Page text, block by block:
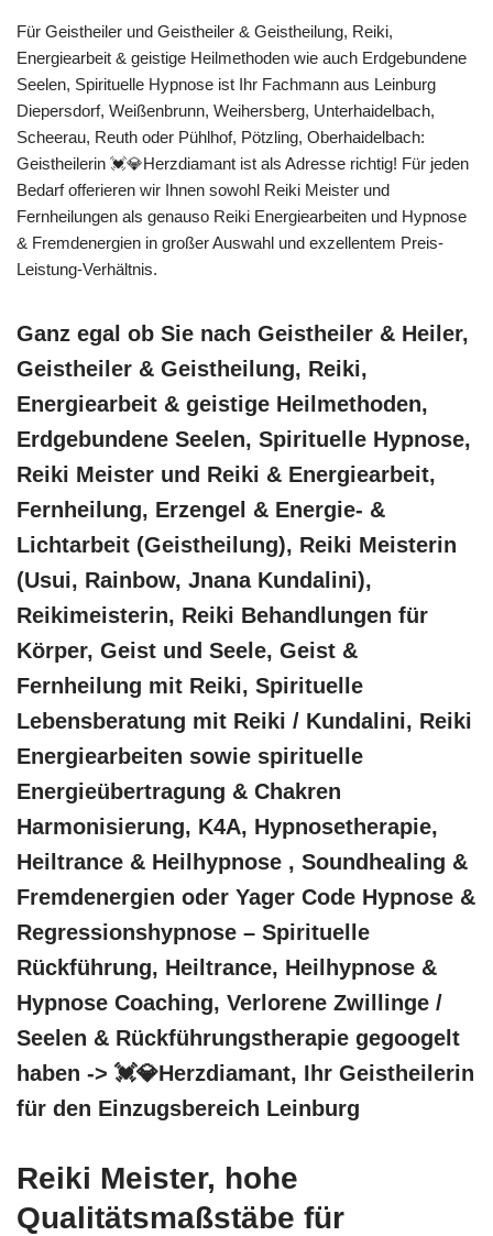
Für Geistheiler und Geistheiler & Geistheilung, Reiki,
Energiearbeit & geistige Heilmethoden wie auch Erdgebundene
Seelen, Spirituelle Hypnose ist Ihr Fachmann aus Leinburg
Diepersdorf, Weißenbrunn, Weihersberg, Unterhaidelbach,
Scheerau, Reuth oder Pühlhof, Pötzling, Oberhaidelbach:
Geistheilerin 💓️💎Herzdiamant ist als Adresse richtig! Für jeden
Bedarf offerieren wir Ihnen sowohl Reiki Meister und
Fernheilungen als genauso Reiki Energiearbeiten und Hypnose
& Fremdenergien in großer Auswahl und exzellentem Preis-
Leistung-Verhältnis.
Ganz egal ob Sie nach Geistheiler & Heiler,
Geistheiler & Geistheilung, Reiki,
Energiearbeit & geistige Heilmethoden,
Erdgebundene Seelen, Spirituelle Hypnose,
Reiki Meister und Reiki & Energiearbeit,
Fernheilung, Erzengel & Energie- &
Lichtarbeit (Geistheilung), Reiki Meisterin
(Usui, Rainbow, Jnana Kundalini),
Reikimeisterin, Reiki Behandlungen für
Körper, Geist und Seele, Geist &
Fernheilung mit Reiki, Spirituelle
Lebensberatung mit Reiki / Kundalini, Reiki
Energiearbeiten sowie spirituelle
Energieübertragung & Chakren
Harmonisierung, K4A, Hypnosetherapie,
Heiltrance & Heilhypnose , Soundhealing &
Fremdenergien oder Yager Code Hypnose &
Regressionshypnose – Spirituelle
Rückführung, Heiltrance, Heilhypnose &
Hypnose Coaching, Verlorene Zwillinge /
Seelen & Rückführungstherapie gegoogelt
haben -> 💓️💎Herzdiamant, Ihr Geistheilerin
für den Einzugsbereich Leinburg
Reiki Meister, hohe
Qualitätsmaßstäbe für